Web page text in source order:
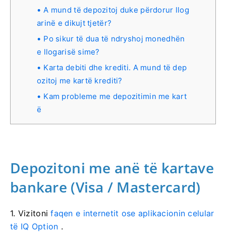
A mund të depozitoj duke përdorur llog
arinë e dikujt tjetër?
Po sikur të dua të ndryshoj monedhën
e llogarisë sime?
Karta debiti dhe krediti. A mund të dep
ozitoj me kartë krediti?
Kam probleme me depozitimin me kart
ë
Depozitoni me anë të kartave
bankare (Visa / Mastercard)
1. Vizitonifaqen e internetit ose aplikacionin celular
të IQ Option .